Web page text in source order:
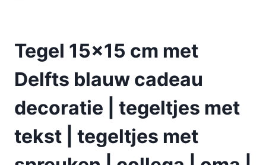
Tegel 15×15 cm met
Delfts blauw cadeau
decoratie | tegeltjes met
tekst | tegeltjes met